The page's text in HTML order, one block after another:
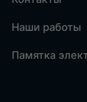
Наши работы
Памятка